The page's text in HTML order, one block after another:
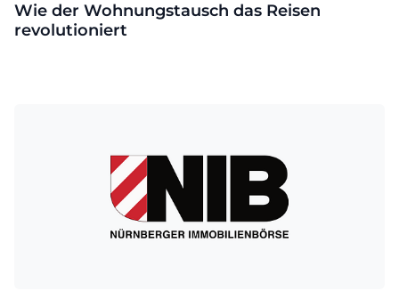
Wie der Wohnungstausch das Reisen
revolutioniert